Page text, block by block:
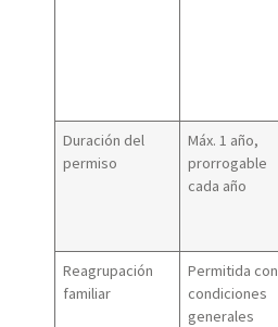
Duración del
permiso
Máx. 1 año,
prorrogable
cada año
Reagrupación
familiar
Permitida con
condiciones
generales